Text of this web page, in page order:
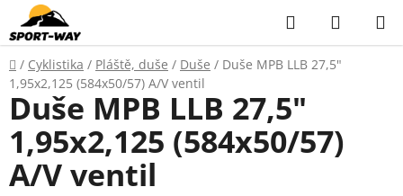
Přejít
na
obsah
Hledat
KOŠÍK
Domů
/ Cyklistika / Pláště, duše / Duše / Duše MPB LLB 27,5"
1,95x2,125 (584x50/57) A/V ventil
Duše MPB LLB 27,5"
1,95x2,125 (584x50/57)
A/V ventil